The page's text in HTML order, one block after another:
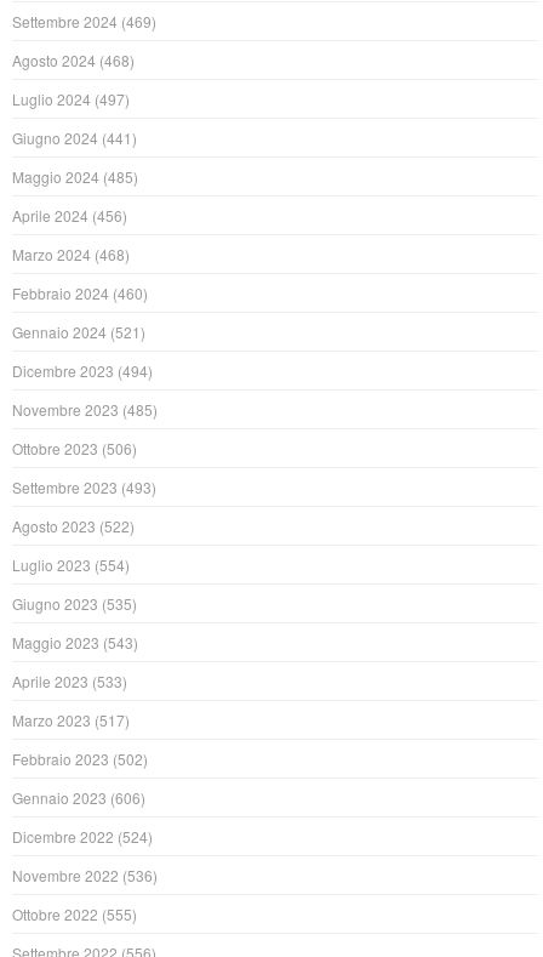
Settembre 2024 (469)
Agosto 2024 (468)
Luglio 2024 (497)
Giugno 2024 (441)
Maggio 2024 (485)
Aprile 2024 (456)
Marzo 2024 (468)
Febbraio 2024 (460)
Gennaio 2024 (521)
Dicembre 2023 (494)
Novembre 2023 (485)
Ottobre 2023 (506)
Settembre 2023 (493)
Agosto 2023 (522)
Luglio 2023 (554)
Giugno 2023 (535)
Maggio 2023 (543)
Aprile 2023 (533)
Marzo 2023 (517)
Febbraio 2023 (502)
Gennaio 2023 (606)
Dicembre 2022 (524)
Novembre 2022 (536)
Ottobre 2022 (555)
Settembre 2022 (556)